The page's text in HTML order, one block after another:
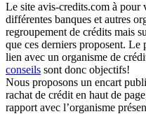
Le site avis-credits.com à pour
différentes banques et autres
regroupement de crédits mais
que ces derniers proposent. Le
lien avec un organisme de
conseils sont donc objectifs!
Nous proposons un encart
rachat de crédit en haut de
rapport avec l’organisme